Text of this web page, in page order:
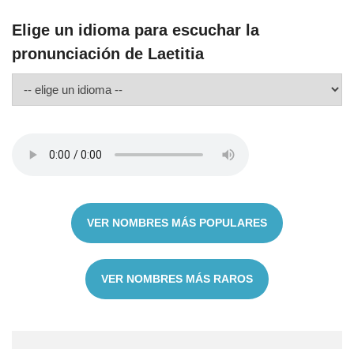
Elige un idioma para escuchar la
pronunciación de Laetitia
VER NOMBRES MÁS POPULARES
VER NOMBRES MÁS RAROS